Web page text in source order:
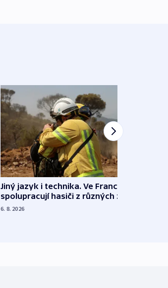
Jiný jazyk i technika. Ve Francii
spolupracují hasiči z různých zemí
6. 8. 2026